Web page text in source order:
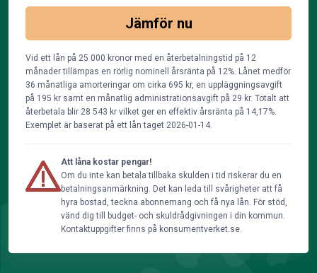
Jämför nu
Vid ett lån på 25 000 kronor med en återbetalningstid på 12
månader tillämpas en rörlig nominell årsränta på 12%. Lånet medför
36 månatliga amorteringar om cirka 695 kr, en uppläggningsavgift
på 195 kr samt en månatlig administrationsavgift på 29 kr. Totalt att
återbetala blir 28 543 kr vilket ger en effektiv årsränta på 14,17%.
Exemplet är baserat på ett lån taget 2026-01-14.
Att låna kostar pengar!
Om du inte kan betala tillbaka skulden i tid riskerar du en
betalningsanmärkning. Det kan leda till svårigheter att få
hyra bostad, teckna abonnemang och få nya lån. För stöd,
vänd dig till budget- och skuldrådgivningen i din kommun.
Kontaktuppgifter finns på konsumentverket.se.